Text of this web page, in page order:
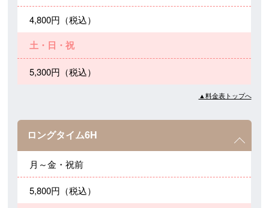
4,800円（税込）
土・日・祝
5,300円（税込）
▲料金表トップへ
ロングタイム6H
月～金・祝前
5,800円（税込）